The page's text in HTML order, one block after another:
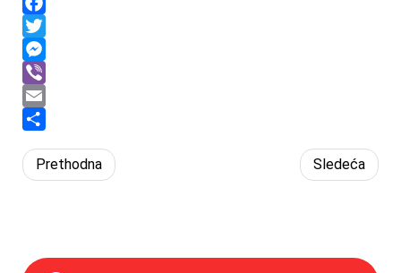
Facebook
Twitter
Messenger
Viber
Email
Prethodna
Sledeća